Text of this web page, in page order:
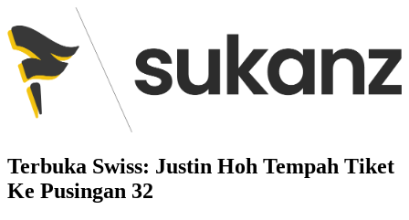
Terbuka Swiss: Justin Hoh Tempah Tiket
Ke Pusingan 32